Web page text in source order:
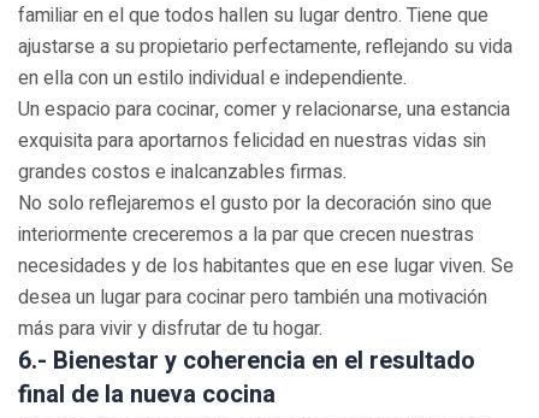
familiar en el que todos hallen su lugar dentro. Tiene que
ajustarse a su propietario perfectamente, reflejando su vida
en ella con un estilo individual e independiente.
Un espacio para cocinar, comer y relacionarse, una estancia
exquisita para aportarnos felicidad en nuestras vidas sin
grandes costos e inalcanzables firmas.
No solo reflejaremos el gusto por la decoración sino que
interiormente creceremos a la par que crecen nuestras
necesidades y de los habitantes que en ese lugar viven. Se
desea un lugar para cocinar pero también una motivación
más para vivir y disfrutar de tu hogar.
6.- Bienestar y coherencia en el resultado
final de la nueva cocina